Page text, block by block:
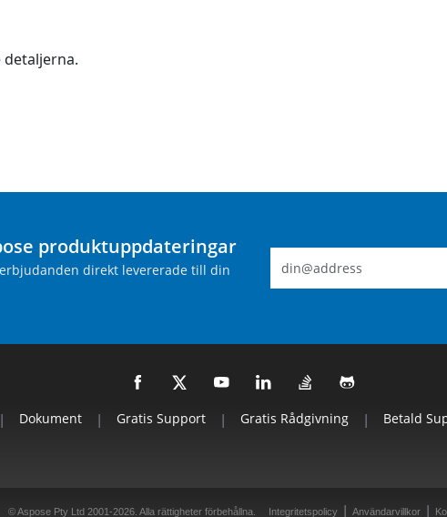
produktuppdateringar
direkt levererade till din
| Dokument | Gratis Support | Gratis Rådgivning | Betald
© Aspose Pty Ltd 2001-2026. Alla rättigheter förbehållna. Integritetspolicy | Användarvillkor |